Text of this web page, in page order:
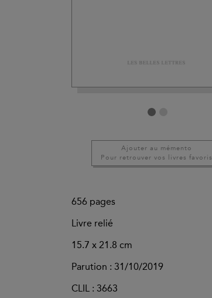
Ajouter au mémento
Pour retrouver vos livres favoris
656 pages
Livre relié
15.7 x 21.8 cm
Parution : 31/10/2019
CLIL : 3663